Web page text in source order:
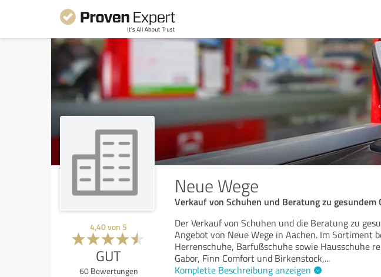
Neue Wege
Verkauf von Schuhen und Beratung zu gesundem
4,40von 5
GUT
60Bewertungen
Der Verkauf von Schuhen und die Beratung zu
Angebot von Neue Wege in Aachen. Im Sortiment
Herrenschuhe, Barfußschuhe sowie Hausschuhe
Gabor, Finn Comfort und Birkenstock,...
Komplette Beschreibung anzeigen